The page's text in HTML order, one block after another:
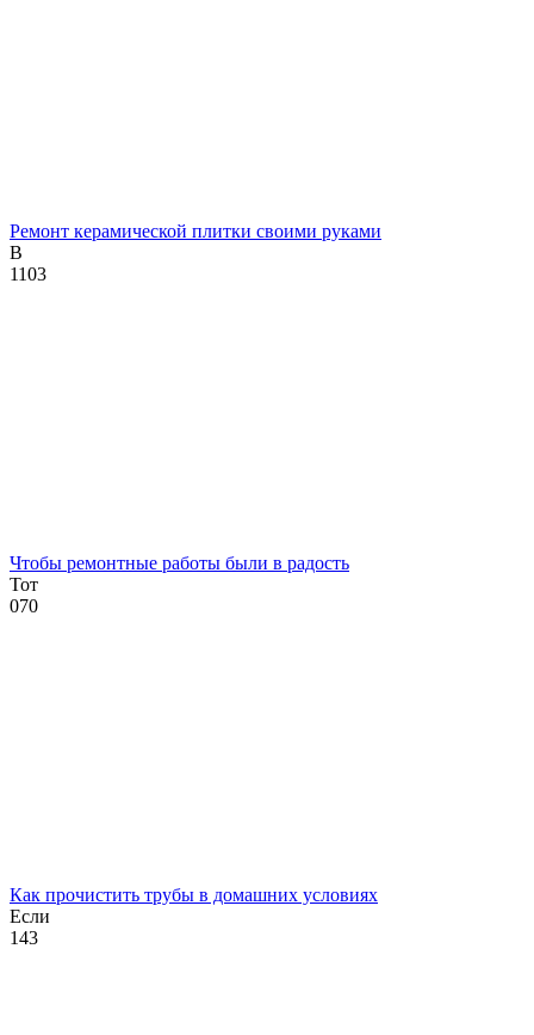
Ремонт керамической плитки своими руками
В
1103
Чтобы ремонтные работы были в радость
Тот
070
Как прочистить трубы в домашних условиях
Если
143